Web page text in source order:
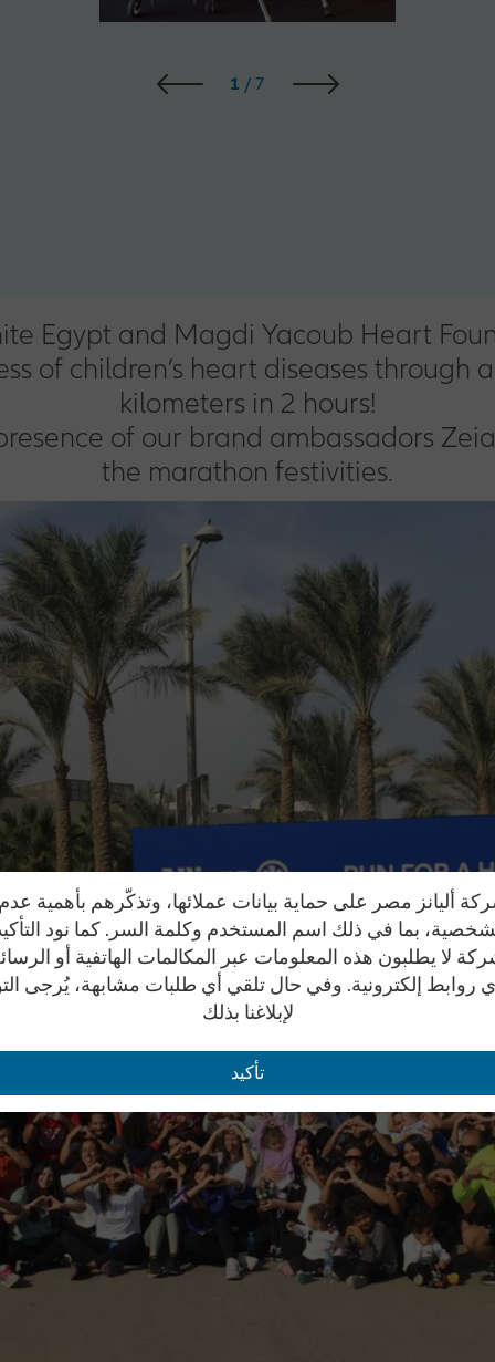
1 / 7
Egypt and Magdi Yacoub Heart
of children’s heart diseases through
kilometers in 2 hours!
of our brand ambassadors
the marathon festivities.
أليانز مصر على حماية بيانات عملائها، وتذكّرهم بأهمية
الشخصية، بما في ذلك اسم المستخدم وكلمة السر. كما نود
لا يطلبون هذه المعلومات عبر المكالمات الهاتفية أو
روابط إلكترونية. وفي حال تلقي أي طلبات مشابهة، يُرجى
لإبلاغنا بذلك
تأكيد